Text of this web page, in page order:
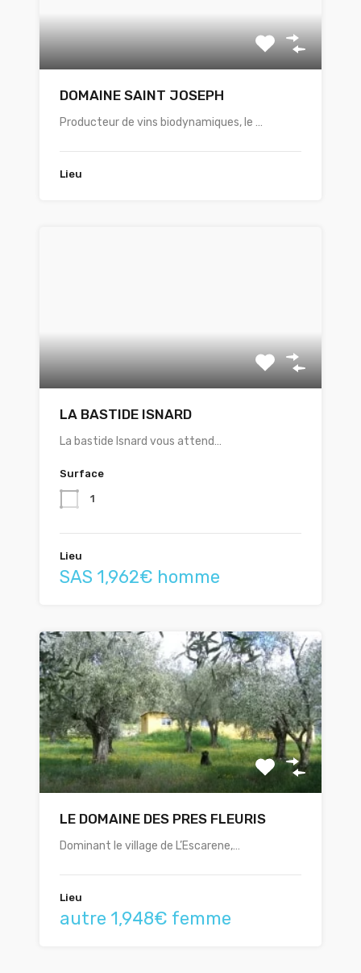
DOMAINE SAINT JOSEPH
Producteur de vins biodynamiques, le …
Lieu
LA BASTIDE ISNARD
La bastide Isnard vous attend…
Surface
1
Lieu
SAS 1,962€ homme
LE DOMAINE DES PRES FLEURIS
Dominant le village de L’Escarene,…
Lieu
autre 1,948€ femme